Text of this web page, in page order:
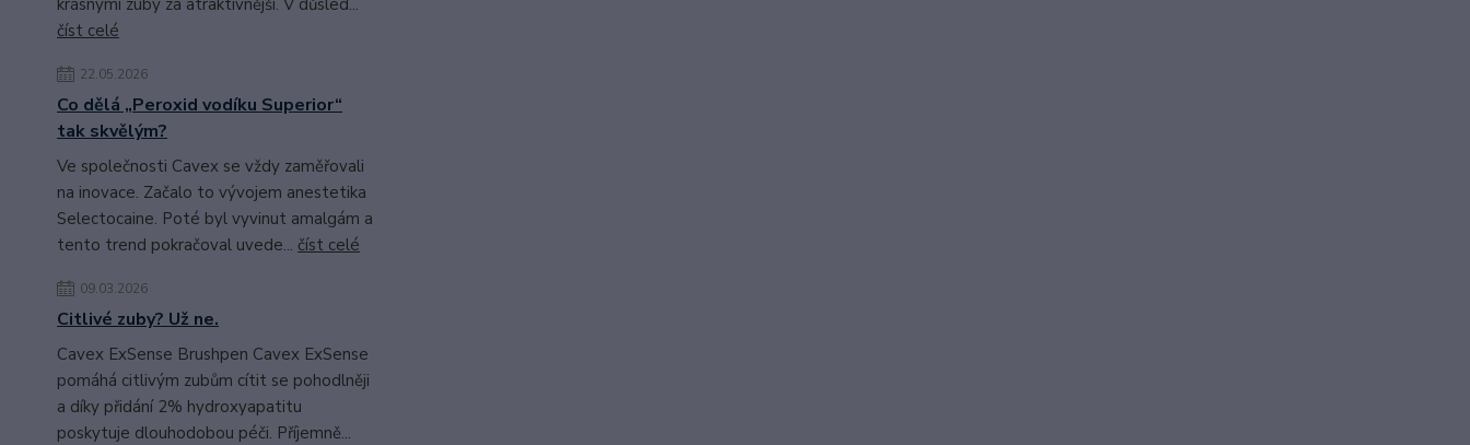
krásnými zuby za atraktivnější. V důsled...
číst celé
22.05.2026
Co dělá „Peroxid vodíku Superior“
tak skvělým?
Ve společnosti Cavex se vždy zaměřovali
na inovace. Začalo to vývojem anestetika
Selectocaine. Poté byl vyvinut amalgám a
tento trend pokračoval uvede... číst celé
09.03.2026
Citlivé zuby? Už ne.
Cavex ExSense Brushpen Cavex ExSense
pomáhá citlivým zubům cítit se pohodlněji
a díky přidání 2% hydroxyapatitu
poskytuje dlouhodobou péči. Příjemně...